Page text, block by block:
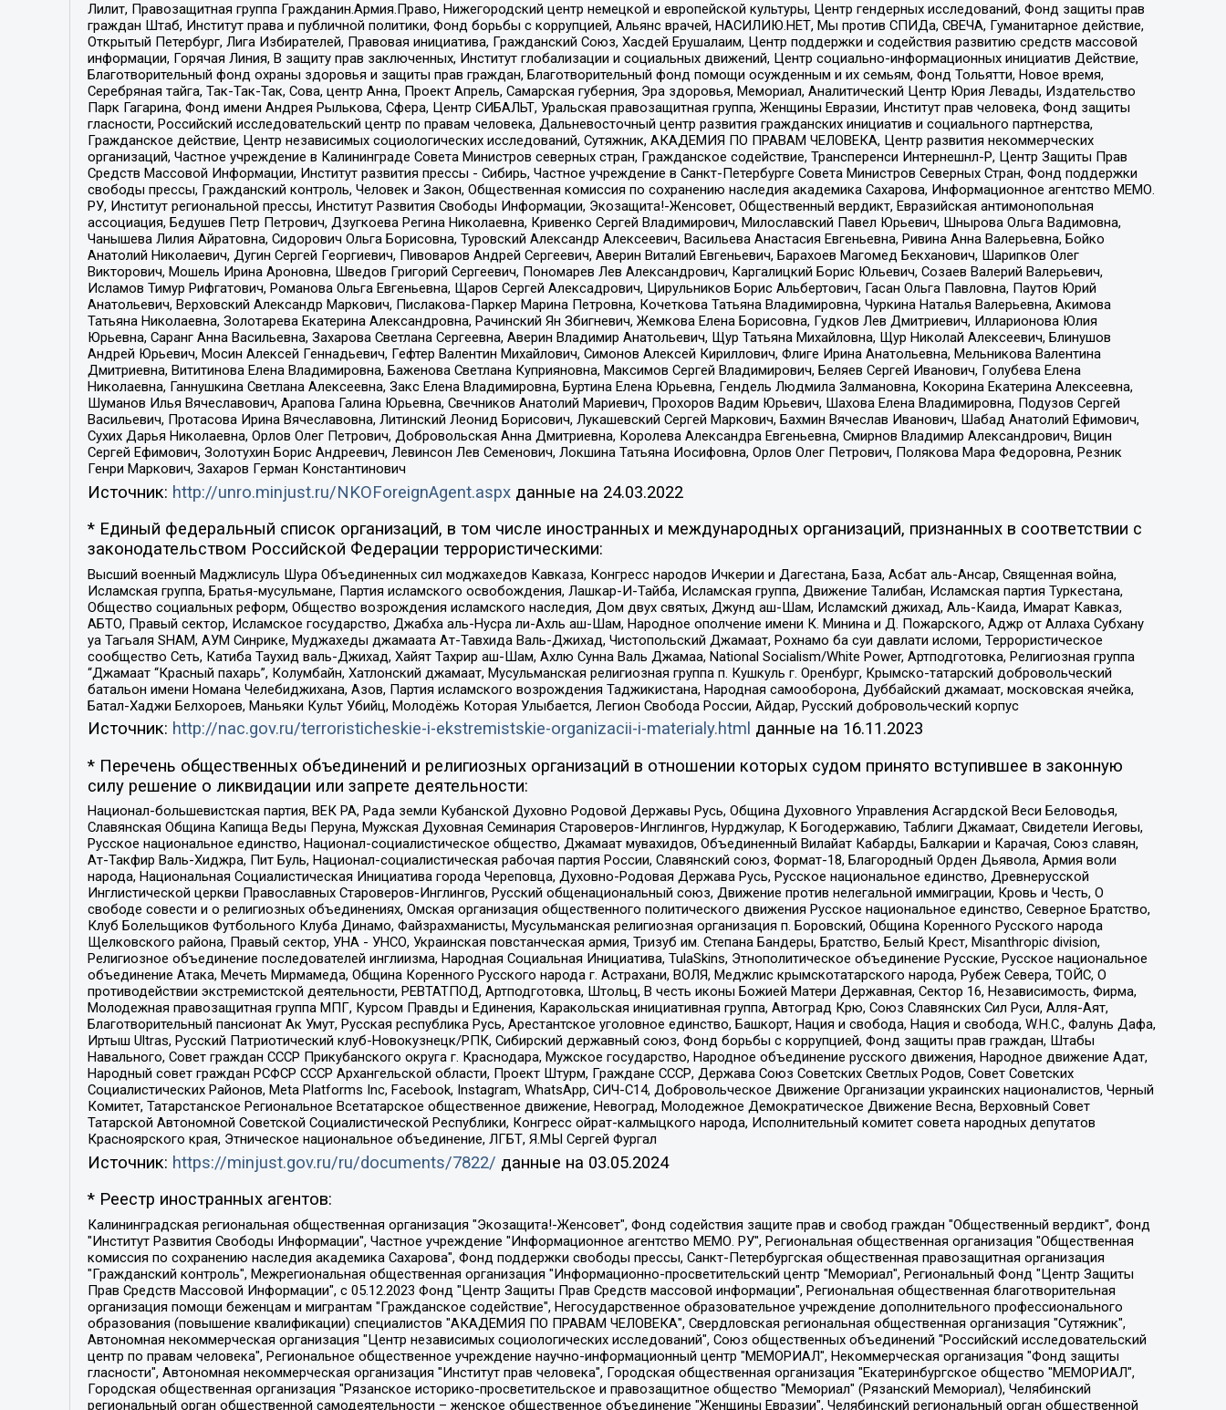
Лилит, Правозащитная группа Гражданин.Армия.Право, Нижегородский центр немецкой и европейской культуры, Центр гендерных исследований, Фонд защиты прав
граждан Штаб, Институт права и публичной политики, Фонд борьбы с коррупцией, Альянс врачей, НАСИЛИЮ.НЕТ, Мы против СПИДа, СВЕЧА, Гуманитарное действие,
Открытый Петербург, Лига Избирателей, Правовая инициатива, Гражданский Союз, Хасдей Ерушалаим, Центр поддержки и содействия развитию средств массовой
информации, Горячая Линия, В защиту прав заключенных, Институт глобализации и социальных движений, Центр социально-информационных инициатив Действие,
Благотворительный фонд охраны здоровья и защиты прав граждан, Благотворительный фонд помощи осужденным и их семьям, Фонд Тольятти, Новое время,
Серебряная тайга, Так-Так-Так, Сова, центр Анна, Проект Апрель, Самарская губерния, Эра здоровья, Мемориал, Аналитический Центр Юрия Левады, Издательство
Парк Гагарина, Фонд имени Андрея Рылькова, Сфера, Центр СИБАЛЬТ, Уральская правозащитная группа, Женщины Евразии, Институт прав человека, Фонд защиты
гласности, Российский исследовательский центр по правам человека, Дальневосточный центр развития гражданских инициатив и социального партнерства,
Гражданское действие, Центр независимых социологических исследований, Сутяжник, АКАДЕМИЯ ПО ПРАВАМ ЧЕЛОВЕКА, Центр развития некоммерческих
организаций, Частное учреждение в Калининграде Совета Министров северных стран, Гражданское содействие, Трансперенси Интернешнл-Р, Центр Защиты Прав
Средств Массовой Информации, Институт развития прессы - Сибирь, Частное учреждение в Санкт-Петербурге Совета Министров Северных Стран, Фонд поддержки
свободы прессы, Гражданский контроль, Человек и Закон, Общественная комиссия по сохранению наследия академика Сахарова, Информационное агентство МЕМО.
РУ, Институт региональной прессы, Институт Развития Свободы Информации, Экозащита!-Женсовет, Общественный вердикт, Евразийская антимонопольная
ассоциация, Бедушев Петр Петрович, Дзугкоева Регина Николаевна, Кривенко Сергей Владимирович, Милославский Павел Юрьевич, Шнырова Ольга Вадимовна,
Чанышева Лилия Айратовна, Сидорович Ольга Борисовна, Туровский Александр Алексеевич, Васильева Анастасия Евгеньевна, Ривина Анна Валерьевна, Бойко
Анатолий Николаевич, Дугин Сергей Георгиевич, Пивоваров Андрей Сергеевич, Аверин Виталий Евгеньевич, Барахоев Магомед Бекханович, Шарипков Олег
Викторович, Мошель Ирина Ароновна, Шведов Григорий Сергеевич, Пономарев Лев Александрович, Каргалицкий Борис Юльевич, Созаев Валерий Валерьевич,
Исламов Тимур Рифгатович, Романова Ольга Евгеньевна, Щаров Сергей Алексадрович, Цирульников Борис Альбертович, Гасан Ольга Павловна, Паутов Юрий
Анатольевич, Верховский Александр Маркович, Пислакова-Паркер Марина Петровна, Кочеткова Татьяна Владимировна, Чуркина Наталья Валерьевна, Акимова
Татьяна Николаевна, Золотарева Екатерина Александровна, Рачинский Ян Збигневич, Жемкова Елена Борисовна, Гудков Лев Дмитриевич, Илларионова Юлия
Юрьевна, Саранг Анна Васильевна, Захарова Светлана Сергеевна, Аверин Владимир Анатольевич, Щур Татьяна Михайловна, Щур Николай Алексеевич, Блинушов
Андрей Юрьевич, Мосин Алексей Геннадьевич, Гефтер Валентин Михайлович, Симонов Алексей Кириллович, Флиге Ирина Анатольевна, Мельникова Валентина
Дмитриевна, Вититинова Елена Владимировна, Баженова Светлана Куприяновна, Максимов Сергей Владимирович, Беляев Сергей Иванович, Голубева Елена
Николаевна, Ганнушкина Светлана Алексеевна, Закс Елена Владимировна, Буртина Елена Юрьевна, Гендель Людмила Залмановна, Кокорина Екатерина Алексеевна,
Шуманов Илья Вячеславович, Арапова Галина Юрьевна, Свечников Анатолий Мариевич, Прохоров Вадим Юрьевич, Шахова Елена Владимировна, Подузов Сергей
Васильевич, Протасова Ирина Вячеславовна, Литинский Леонид Борисович, Лукашевский Сергей Маркович, Бахмин Вячеслав Иванович, Шабад Анатолий Ефимович,
Сухих Дарья Николаевна, Орлов Олег Петрович, Добровольская Анна Дмитриевна, Королева Александра Евгеньевна, Смирнов Владимир Александрович, Вицин
Сергей Ефимович, Золотухин Борис Андреевич, Левинсон Лев Семенович, Локшина Татьяна Иосифовна, Орлов Олег Петрович, Полякова Мара Федоровна, Резник
Генри Маркович, Захаров Герман Константинович
Источник: http://unro.minjust.ru/NKOForeignAgent.aspxданные на 24.03.2022
* Единый федеральный список организаций, в том числе иностранных и международных организаций, признанных в соответствии с
законодательством Российской Федерации террористическими:
Высший военный Маджлисуль Шура Объединенных сил моджахедов Кавказа, Конгресс народов Ичкерии и Дагестана, База, Асбат аль-Ансар, Священная война,
Исламская группа, Братья-мусульмане, Партия исламского освобождения, Лашкар-И-Тайба, Исламская группа, Движение Талибан, Исламская партия Туркестана,
Общество социальных реформ, Общество возрождения исламского наследия, Дом двух святых, Джунд аш-Шам, Исламский джихад, Аль-Каида, Имарат Кавказ,
АБТО, Правый сектор, Исламское государство, Джабха аль-Нусра ли-Ахль аш-Шам, Народное ополчение имени К. Минина и Д. Пожарского, Аджр от Аллаха Субхану
уа Тагьаля SHAM, АУМ Синрике, Муджахеды джамаата Ат-Тавхида Валь-Джихад, Чистопольский Джамаат, Рохнамо ба суи давлати исломи, Террористическое
сообщество Сеть, Катиба Таухид валь-Джихад, Хайят Тахрир аш-Шам, Ахлю Сунна Валь Джамаа, National Socialism/White Power, Артподготовка, Религиозная группа
“Джамаат “Красный пахарь”, Колумбайн, Хатлонский джамаат, Мусульманская религиозная группа п. Кушкуль г. Оренбург, Крымско-татарский добровольческий
батальон имени Номана Челебиджихана, Азов, Партия исламского возрождения Таджикистана, Народная самооборона, Дуббайский джамаат, московская ячейка,
Батал-Хаджи Белхороев, Маньяки Культ Убийц, Молодёжь Которая Улыбается, Легион Свобода России, Айдар, Русский добровольческий корпус
Источник: http://nac.gov.ru/terroristicheskie-i-ekstremistskie-organizacii-i-materialy.html данные на 16.11.2023
* Перечень общественных объединений и религиозных организаций в отношении которых судом принято вступившее в законную
силу решение о ликвидации или запрете деятельности:
Национал-большевистская партия, ВЕК РА, Рада земли Кубанской Духовно Родовой Державы Русь, Община Духовного Управления Асгардской Веси Беловодья,
Славянская Община Капища Веды Перуна, Мужская Духовная Семинария Староверов-Инглингов, Нурджулар, К Богодержавию, Таблиги Джамаат, Свидетели Иеговы,
Русское национальное единство, Национал-социалистическое общество, Джамаат мувахидов, Объединенный Вилайат Кабарды, Балкарии и Карачая, Союз славян,
Ат-Такфир Валь-Хиджра, Пит Буль, Национал-социалистическая рабочая партия России, Славянский союз, Формат-18, Благородный Орден Дьявола, Армия воли
народа, Национальная Социалистическая Инициатива города Череповца, Духовно-Родовая Держава Русь, Русское национальное единство, Древнерусской
Инглистической церкви Православных Староверов-Инглингов, Русский общенациональный союз, Движение против нелегальной иммиграции, Кровь и Честь, О
свободе совести и о религиозных объединениях, Омская организация общественного политического движения Русское национальное единство, Северное Братство,
Клуб Болельщиков Футбольного Клуба Динамо, Файзрахманисты, Мусульманская религиозная организация п. Боровский, Община Коренного Русского народа
Щелковского района, Правый сектор, УНА - УНСО, Украинская повстанческая армия, Тризуб им. Степана Бандеры, Братство, Белый Крест, Misanthropic division,
Религиозное объединение последователей инглиизма, Народная Социальная Инициатива, TulaSkins, Этнополитическое объединение Русские, Русское национальное
объединение Атака, Мечеть Мирмамеда, Община Коренного Русского народа г. Астрахани, ВОЛЯ, Меджлис крымскотатарского народа, Рубеж Севера, ТОЙС, О
противодействии экстремистской деятельности, РЕВТАТПОД, Артподготовка, Штольц, В честь иконы Божией Матери Державная, Сектор 16, Независимость, Фирма,
Молодежная правозащитная группа МПГ, Курсом Правды и Единения, Каракольская инициативная группа, Автоград Крю, Союз Славянских Сил Руси, Алля-Аят,
Благотворительный пансионат Ак Умут, Русская республика Русь, Арестантское уголовное единство, Башкорт, Нация и свобода, Нация и свобода, W.H.С., Фалунь Дафа,
Иртыш Ultras, Русский Патриотический клуб-Новокузнецк/РПК, Сибирский державный союз, Фонд борьбы с коррупцией, Фонд защиты прав граждан, Штабы
Навального, Совет граждан СССР Прикубанского округа г. Краснодара, Мужское государство, Народное объединение русского движения, Народное движение Адат,
Народный совет граждан РСФСР СССР Архангельской области, Проект Штурм, Граждане СССР, Держава Союз Советских Светлых Родов, Совет Советских
Социалистических Районов, Meta Platforms Inc, Facebook, Instagram, WhatsApp, СИЧ-С14, Добровольческое Движение Организации украинских националистов, Черный
Комитет, Татарстанское Региональное Всетатарское общественное движение, Невоград, Молодежное Демократическое Движение Весна, Верховный Совет
Татарской Автономной Советской Социалистической Республики, Конгресс ойрат-калмыцкого народа, Исполнительный комитет совета народных депутатов
Красноярского края, Этническое национальное объединение, ЛГБТ, Я.МЫ Сергей Фургал
Источник: https://minjust.gov.ru/ru/documents/7822/ данные на 03.05.2024
* Реестр иностранных агентов:
Калининградская региональная общественная организация "Экозащита!-Женсовет", Фонд содействия защите прав и свобод граждан "Общественный вердикт", Фонд "Институт Развития Свободы Информации", Частное учреждение "Информационное агентство МЕМО. РУ", Региональная общественная организация "Общественная комиссия по сохранению наследия академика Сахарова", Фонд поддержки свободы прессы, Санкт-Петербургская общественная правозащитная организация "Гражданский контроль", Межрегиональная общественная организация "Информационно-просветительский центр "Мемориал", Региональный Фонд "Центр Защиты Прав Средств Массовой Информации", с 05.12.2023 Фонд "Центр Защиты Прав Средств массовой информации", Региональная общественная благотворительная организация помощи беженцам и мигрантам "Гражданское содействие", Негосударственное образовательное учреждение дополнительного профессионального образования (повышение квалификации) специалистов "АКАДЕМИЯ ПО ПРАВАМ ЧЕЛОВЕКА", Свердловская региональная общественная организация "Сутяжник", Автономная некоммерческая организация "Центр независимых социологических исследований", Союз общественных объединений "Российский исследовательский центр по правам человека", Региональное общественное учреждение научно-информационный центр "МЕМОРИАЛ", Некоммерческая организация "Фонд защиты гласности", Автономная некоммерческая организация "Институт прав человека", Городская общественная организация "Екатеринбургское общество "МЕМОРИАЛ", Городская общественная организация "Рязанское историко-просветительское и правозащитное общество "Мемориал" (Рязанский Мемориал), Челябинский региональный орган общественной самодеятельности – женское общественное объединение "Женщины Евразии", Челябинский региональный орган общественной самодеятельности "Уральская правозащитная группа", Фонд содействия защите здоровья и социальной справедливости имени Андрея Рылькова, Автономная Некоммерческая Организация "Аналитический Центр Юрия Левады", Автономная некоммерческая организация социальной поддержки населения "Проект Апрель", Региональная общественная организация помощи женщинам и детям, находящимся в кризисной ситуации "Информационно-методический центр "Анна", Фонд содействия развитию массовых коммуникаций и правовому просвещению "Так-так-Так", Фонд содействия устойчивому развитию "Серебряная тайга", Свердловский региональный общественный фонд социальных проектов "Новое время", "Idel.Реалии", Кавказ.Реалии, Крым.Реалии, Телеканал Настоящее Время, Татаро-башкирская служба Радио Свобода (Azatliq Radiosi), Радио Свободная Европа/Радио Свобода (PCE/PC), "Сибирь.Реалии", "Фактограф", Благотворительный фонд помощи осужденным и их семьям, Автономная некоммерческая организация "Институт глобализации и социальных движений", Фонд "В защиту прав заключенных", Частное учреждение "Центр поддержки и содействия развитию средств массовой информации", Пензенский региональный общественный благотворительный фонд "Гражданский союз", "Север.Реалии", Некоммерческая организация Фонд "Правовая инициатива", Общество с ограниченной ответственностью "Радио Свободная Европа/Радио Свобода", Чешское информационное агентство "MEDIUM-ORIENT", Красноярская региональная общественная организация "Мы против СПИДа", Камалягин Денис Николаевич, Маркелов Сергей Евгеньевич, Пономарев Лев Александрович, Савицкая Людмила Алексеевна, Автономная некоммерческая организация "Центр по работе с проблемой насилия "НАСИЛИЮ.НЕТ", Межрегиональный профессиональный союз работников здравоохранения "Альянс врачей", Юридическое лицо, зарегистрированное в Латвийской Республике, SIA "Medusa Project" (регистрационный номер 40103797863, дата регистрации 10.06.2014), Некоммерческая организация "Фонд по борьбе с коррупцией", Автономная некоммерческая организация "Институт права и публичной политики", Баданин Роман Сергеевич, Гликин Максим Александрович, Железнова Мария Михайловна, Лукьянова Юлия Сергеевна, Маетная Елизавета Витальевна, Маняхин Петр Борисович, Чуракова Ольга Владимировна, Ярош Юлия Петровна, Юридическое лицо "The Insider SIA", зарегистрированное в Риге, Латвийская Республика (дата регистрации 26.06.2015), являющееся администратором доменного имени интернет-издания "The Insider SIA", https://theins.ru, Постернак Алексей Евгеньевич, Рубин Михаил Аркадьевич, Анин Роман Александрович, Юридическое лицо Istories fonds, зарегистрированное в Латвийской Республике (регистрационный номер 50008295751, дата регистрации 24.02.2020), Великовский Дмитрий Александрович, Долинина Ирина Николаевна, Мароховская Алеся Алексеевна, Шлейнов Роман Юрьевич, Шмагун Олеся Валентиновна, Общество с ограниченной ответственностью "Альтаир 2021", Общество с ограниченной ответственностью "Вега 2021", Общество с ограниченной ответственностью "Главный редактор 2021", Общество с ограниченной ответственностью "Ромашки монолит", Важенков Артем Валерьевич, Ивановская областная общественная организация "Центр гендерных исследований", Гурман Юрий Альбертович, Медиапроект "ОВД-Инфо", Егоров Владимир Владимирович, Жилинский Владимир Александрович, Общество с ограниченной ответственностью "ЗП", Иванова София Юрьевна, Карезина Инна Павловна, Кильтау Екатерина Викторовна, Петров Алексей Викторович, Пискунов Сергей Евгеньевич, Смирнов Сергей Сергеевич, Тихонов Михаил Сергеевич, Общество с ограниченной ответственностью "ЖУРНАЛИСТ-ИНОСТРАННЫЙ АГЕНТ", Арапова Галина Юрьевна, Вольтская Татьяна Анатольевна, Американская компания "Mason G.E.S. Anonymous Foundation" (США), являющаяся владельцем интернет-издания https://mnews.world/, Компания "Stichting Bellingcat", зарегистрированная в Нидерландах (дата регистрации 11.07.2018), Захаров Андрей Вячеславович, Клепиковская Екатерина Дмитриевна, Общество с ограниченной ответственностью "МЕМО", Перл Роман Александрович, Симонов Евгений Алексеевич, Соловьева Елена Анатольевна, Сотников Даниил Владимирович, Сурначева Елизавета Дмитриевна, Автономная некоммерческая организация по защите прав человека и информированию населения "Якутия – Наше Мнение", Общество с ограниченной ответственностью "Москоу диджитал медиа", с 26.01.2023 Общество с ограниченной ответственностью "Чайка Белые сады", Ветошкина Валерия Валерьевна, Заговора Максим Александрович, Межрегиональное общественное движение "Российская ЛГБТ - сеть", Оленичев Максим Владимирович, Павлов Иван Юрьевич, Скворцова Елена Сергеевна, Общество с ограниченной ответственностью "Как бы инагент", Кочетков Игорь Викторович, Общество с ограниченной ответственностью "Честные выборы", Еланчик Олег Александрович, Общество с ограниченной ответственностью "Нобелевский призыв", Гималова Регина Эмилевна, Григорьев Андрей Валерьевич, Григорьева Алина Александровна, Ассоциация по содействию защите прав призывников, альтернативнослужащих и военнослужащих "Правозащитная группа "Гражданин.Армия.Право", Хисамова Регина Фаритовна, Автономная некоммерческая организация по реализации социально-правовых программ "Лилит", Дальневосточное общественное движение "Маяк", Санкт-Петербургская ЛГБТ-инициативная группа "Выход", Инициативная группа ЛГБТ+ "Реверс", Алексеев Андрей Викторович, Бекбулатова Таисия Львовна, Беляев Иван Михайлович, Владыкина Елена Сергеевна, Гельман Марат Александрович, Никульшина Вероника Юрьевна, Толоконникова Надежда Андреевна, Шендерович Виктор Анатольевич, Общество с ограниченной ответственностью "Данное сообщение", Общество с ограниченной ответственностью Издательский дом "Новая глава", Айнбиндер Александра Александровна, Московский комьюнити-центр для ЛГБТ+инициатив, Благотворительный фонд развития филантропии, Deutsche Welle (Германия, Kurt-Schumacher-Strasse 3, 53113 Bonn), Борзунова Мария Михайловна, Воробьев Виктор Викторович, Голубева Анна Львовна, Константинова Алла Михайловна, Малкова Ирина Владимировна, Мурадов Мурад Абдулгалимович, Осетинская Елизавета Николаевна, Понасенков Евгений Николаевич, Ганапольский Матвей Юрьевич, Киселев Евгений Алексеевич, Борухович Ирина Григорьевна, Дремин Иван Тимофеевич, Дубровский Дмитрий Викторович, Красноярская региональная общественная организация поддержки и развития альтернативных образовательных технологий и межкультурных коммуникаций "ИНТЕРРА", Маяковская Екатерина Алексеевна, Фейгин Марк Захарович, Филимонов Андрей Викторович, Дзугкоева Регина Николаевна, Доброхотов Роман Александрович, Дудь Юрий Александрович, Елкин Сергей Владимирович, Кругликов Кирилл Игоревич, Сабунаева Мария Леонидовна, Семенов Алексей Владимирович, Шаинян Карен Багратович, Шульман Екатерина Михайловна, Асафьев Артур Валерьевич, Вахштайн Виктор Семенович, Венедиктов Алексей Алексеевич, Лушникова Екатерина Евгеньевна, Волков Леонид Михайлович, Невзоров Александр Глебович, Пархоменко Сергей Борисович, Сироткин Ярослав Николаевич, Кара-Мурза Владимир Владимирович, Баранова Наталья Владимировна, Гозман Леонид Яковлевич, Кагарлицкий Борис Юльевич, Климарев Михаил Валерьевич, Милов Владимир Станиславович, Автономная некоммерческая организация Краснодарский центр современного искусства "Типография", Моргенштерн Алишер Тагирович, Соболь Любовь Эдуардовна, Общество с ограниченной ответственностью "ЛИЗА НОРМ", Каспаров Гарри Кимович, Ходорковский Михаил Борисович, Общество с ограниченной ответственностью "Апрельские тезисы", Данилович Ирина Брониславовна, Кашин Олег Владимирович, Петров Николай Владимирович, Пивоваров Алексей Владимирович, Соколов Михаил Владимирович, Цветкова Юлия Владимировна, Чичваркин Евгений Александрович, Комитет против пыток/Команда против пыток, Общество с ограниченной ответственностью "Первый научный", Общество с ограниченной ответственностью "Вертолет и ко", Белоцерковская Вероника Борисовна, Кац Максим Евгеньевич, Лазарева Татьяна Юрьевна, Шаведдинов Руслан Табризович, Яшин Илья Валерьевич, Общество с ограниченной ответственностью "Иноагент ААВ", Алешковский Дмитрий Петрович, Альбац Евгения Марковна, Быков Дмитрий Львович, Галямина Юлия Евгеньевна, Лойко Сергей Леонидович, Мартынов Кирилл Константинович, Медведев Сергей Александрович, Крашенинников Федор Геннадиевич, Гордеева Катерина Вл